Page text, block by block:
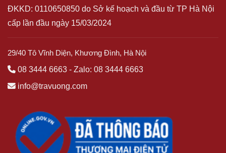
ĐKKD: 0110650850 do Sở kế hoạch và đầu từ TP Hà Nội
cấp lần đầu ngày 15/03/2024
29/40 Tô Vĩnh Diện, Khương Đình, Hà Nội
08 3444 6663 - Zalo: 08 3444 6663
info@travuong.com